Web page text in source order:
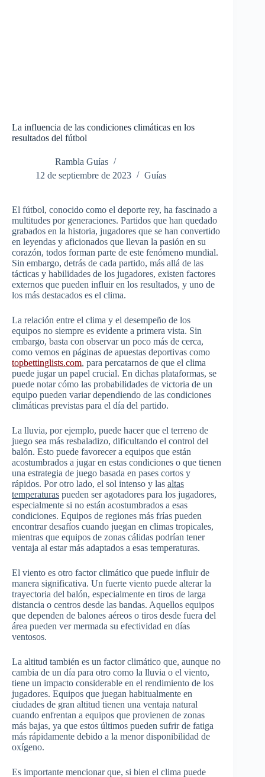
La influencia de las condiciones climáticas en los
resultados del fútbol
Rambla Guías
12 de septiembre de 2023
Guías
El fútbol, conocido como el deporte rey, ha fascinado a
multitudes por generaciones. Partidos que han quedado
grabados en la historia, jugadores que se han convertido
en leyendas y aficionados que llevan la pasión en su
corazón, todos forman parte de este fenómeno mundial.
Sin embargo, detrás de cada partido, más allá de las
tácticas y habilidades de los jugadores, existen factores
externos que pueden influir en los resultados, y uno de
los más destacados es el clima.
La relación entre el clima y el desempeño de los
equipos no siempre es evidente a primera vista. Sin
embargo, basta con observar un poco más de cerca,
como vemos en páginas de apuestas deportivas como
topbettinglists.com, para percatarnos de que el clima
puede jugar un papel crucial. En dichas plataformas, se
puede notar cómo las probabilidades de victoria de un
equipo pueden variar dependiendo de las condiciones
climáticas previstas para el día del partido.
La lluvia, por ejemplo, puede hacer que el terreno de
juego sea más resbaladizo, dificultando el control del
balón. Esto puede favorecer a equipos que están
acostumbrados a jugar en estas condiciones o que tienen
una estrategia de juego basada en pases cortos y
rápidos. Por otro lado, el sol intenso y las altas
temperaturas pueden ser agotadores para los jugadores,
especialmente si no están acostumbrados a esas
condiciones. Equipos de regiones más frías pueden
encontrar desafíos cuando juegan en climas tropicales,
mientras que equipos de zonas cálidas podrían tener
ventaja al estar más adaptados a esas temperaturas.
El viento es otro factor climático que puede influir de
manera significativa. Un fuerte viento puede alterar la
trayectoria del balón, especialmente en tiros de larga
distancia o centros desde las bandas. Aquellos equipos
que dependen de balones aéreos o tiros desde fuera del
área pueden ver mermada su efectividad en días
ventosos.
La altitud también es un factor climático que, aunque no
cambia de un día para otro como la lluvia o el viento,
tiene un impacto considerable en el rendimiento de los
jugadores. Equipos que juegan habitualmente en
ciudades de gran altitud tienen una ventaja natural
cuando enfrentan a equipos que provienen de zonas
más bajas, ya que estos últimos pueden sufrir de fatiga
más rápidamente debido a la menor disponibilidad de
oxígeno.
Es importante mencionar que, si bien el clima puede